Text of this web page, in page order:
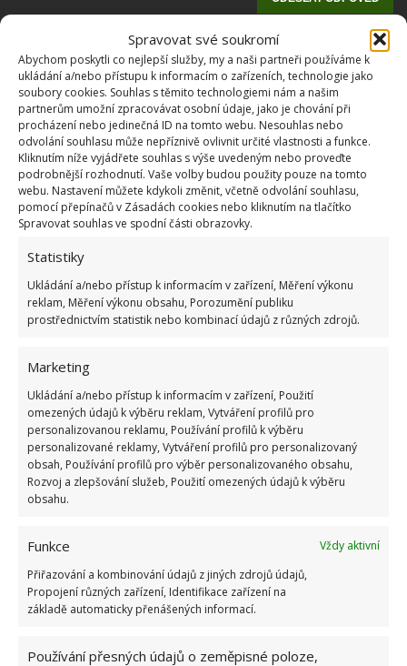
Spravovat své soukromí
Abychom poskytli co nejlepší služby, my a naši partneři používáme k
ukládání a/nebo přístupu k informacím o zařízeních, technologie jako
soubory cookies. Souhlas s těmito technologiemi nám a našim
partnerům umožní zpracovávat osobní údaje, jako je chování při
procházení nebo jedinečná ID na tomto webu. Nesouhlas nebo
odvolání souhlasu může nepříznivě ovlivnit určité vlastnosti a funkce.
Kliknutím níže vyjádřete souhlas s výše uvedeným nebo proveďte
podrobnější rozhodnutí. Vaše volby budou použity pouze na tomto
webu. Nastavení můžete kdykoli změnit, včetně odvolání souhlasu,
pomocí přepínačů v Zásadách cookies nebo kliknutím na tlačítko
Spravovat souhlas ve spodní části obrazovky.
Statistiky
Ukládání a/nebo přístup k informacím v zařízení, Měření výkonu
reklam, Měření výkonu obsahu, Porozumění publiku
prostřednictvím statistik nebo kombinací údajů z různých zdrojů.
Marketing
Ukládání a/nebo přístup k informacím v zařízení, Použití
omezených údajů k výběru reklam, Vytváření profilů pro
personalizovanou reklamu, Používání profilů k výběru
personalizované reklamy, Vytváření profilů pro personalizovaný
obsah, Používání profilů pro výběr personalizovaného obsahu,
Rozvoj a zlepšování služeb, Použití omezených údajů k výběru
obsahu.
Funkce
Vždy aktivní
Přiřazování a kombinování údajů z jiných zdrojů údajů,
Propojení různých zařízení, Identifikace zařízení na
základě automaticky přenášených informací.
Používání přesných údajů o zeměpisné poloze,
OBLÍBENÉ ČLÁNKY
Pokuta až 10 000 Kč hrozí za nesprávné sekání i
nesekání trávy. Záleží i na prostředku a lokaci
Kvíz na téma pionýrské tábory za socialismu:
Kdo je zažil, bez problému získá 12 ze 12 bodů
Test znalostí o každodenní realitě za
komunismu: 10 retro otázek ukáže, kdo má
dobrý přehled
23.6.2026